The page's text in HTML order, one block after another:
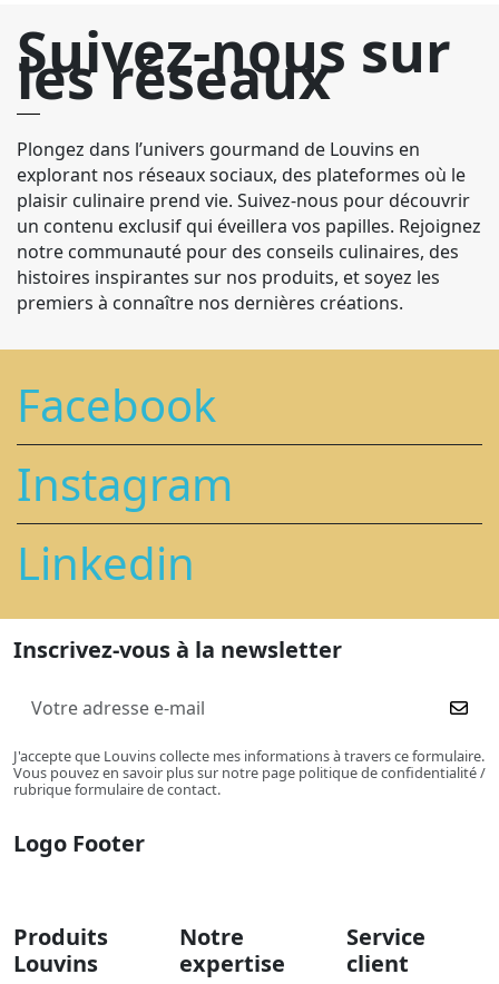
Suivez-nous sur
les réseaux
Plongez dans l’univers gourmand de Louvins en
explorant nos réseaux sociaux, des plateformes où le
plaisir culinaire prend vie. Suivez-nous pour découvrir
un contenu exclusif qui éveillera vos papilles. Rejoignez
notre communauté pour des conseils culinaires, des
histoires inspirantes sur nos produits, et soyez les
premiers à connaître nos dernières créations.
Facebook
Instagram
Linkedin
Inscrivez-vous à la newsletter
J'accepte que Louvins collecte mes informations à travers ce formulaire.
Vous pouvez en savoir plus sur notre page politique de confidentialité /
rubrique formulaire de contact.
Logo Footer
Produits
Louvins
Notre
expertise
Service
client